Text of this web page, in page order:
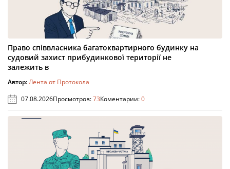
Право співвласника багатоквартирного будинку на
судовий захист прибудинкової території не
залежить в
Автор:Лента от Протокола
07.08.2026Просмотров:73Коментарии:0